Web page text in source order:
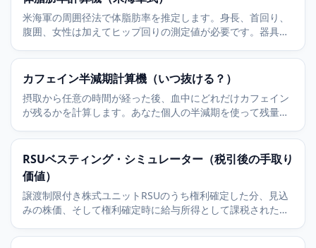
米海軍の周囲径法で体脂肪率を推定します。身長、首回り、
腹囲、女性は加えてヒップ回りの測定値が必要です。器具な
カフェイン半減期計算機（いつ抜ける？）
摂取から任意の時間が経った後、血中にどれだけカフェイン
が残るかを計算します。あなた個人の半減期を使って残量を
RSUベスティング・シミュレーター（税引後の手取り
価値）
譲渡制限付き株式ユニットRSUのうち権利確定した分、見込
みの株価、そして権利確定時に給与所得として課税された後